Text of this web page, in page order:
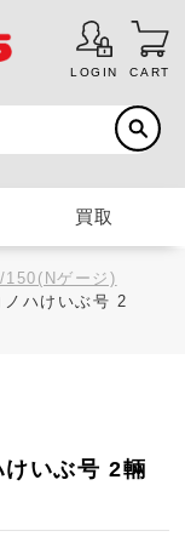
LOGIN CART
買取
150(Nゲージ)
ハけいぶ号 2
いぶ号 2輛